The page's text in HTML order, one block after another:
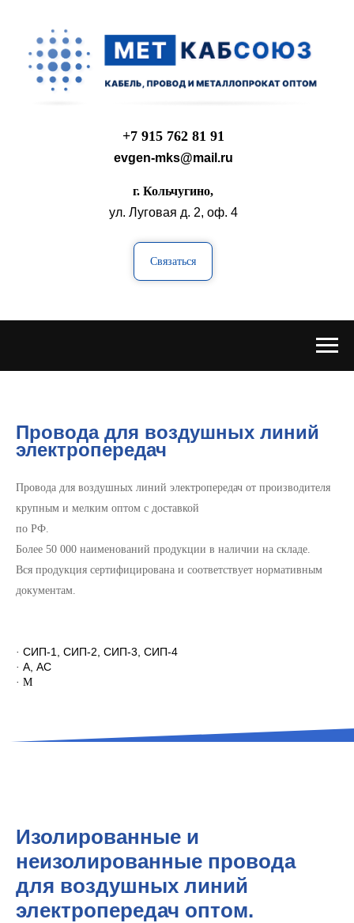
+7 915 762 81 91
evgen-mks@mail.ru
г. Кольчугино,
ул. Луговая д. 2, оф. 4
Связаться
Провода для воздушных линий
электропередач
Провода для воздушных линий электропередач от производителя
крупным и мелким оптом c доставкой
по РФ.
Более 50 000 наименований продукции в наличии на складе.
Вся продукция сертифицирована и соответствует нормативным
документам.
· СИП-1, СИП-2, СИП-3, СИП-4
· А, АС
· М
Изолированные и
неизолированные провода
для воздушных линий
электропередач оптом.